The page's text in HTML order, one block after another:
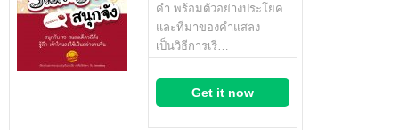
คำ พร้อมตัวอย่างประโยค
และที่มาของคำแสลง
เป็นวิธีการเรี…
Get it now